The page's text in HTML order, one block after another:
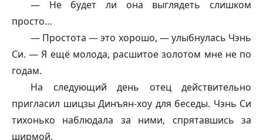
— Не будет ли она выглядеть слишком
просто…
— Простота — это хорошо, — улыбнулась Чэнь
Си. — Я ещё молода, расшитое золотом мне не по
годам.
На следующий день отец действительно
пригласил шицзы Динъян-хоу для беседы. Чэнь Си
тихонько наблюдала за ними, спрятавшись за
ширмой.